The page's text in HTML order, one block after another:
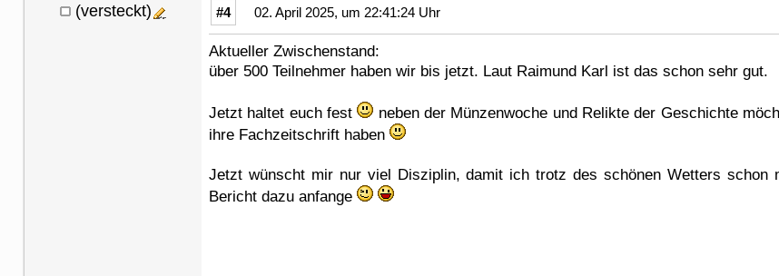
(versteckt) #4 02. April 2025, um 22:41:24 Uhr
Aktueller Zwischenstand:
über 500 Teilnehmer haben wir bis jetzt. Laut Raimund Karl ist das schon sehr gut.
Jetzt haltet euch fest
neben der Münzenwoche und Relikte der Geschichte
ihre Fachzeitschrift haben
Jetzt wünscht mir nur viel Disziplin, damit ich trotz des schönen Wetters schon
Bericht dazu anfange